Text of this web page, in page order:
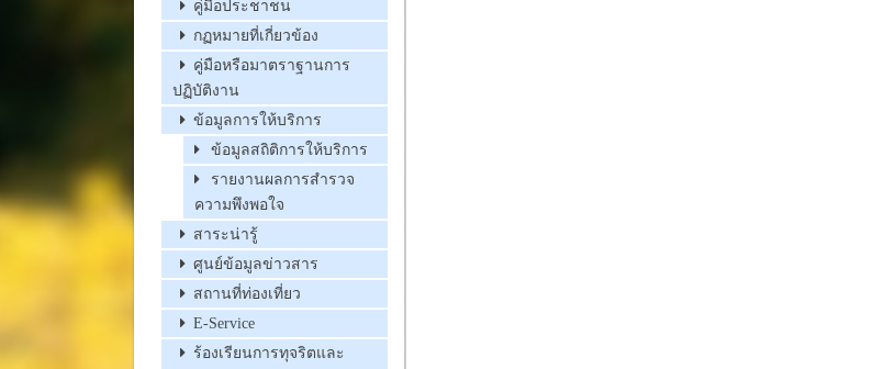
คู่มือประชาชน
กฏหมายที่เกี่ยวข้อง
คู่มือหรือมาตราฐานการ
ปฏิบัติงาน
ข้อมูลการให้บริการ
ข้อมูลสถิติการให้บริการ
รายงานผลการสำรวจ
ความพึงพอใจ
สาระน่ารู้
ศูนย์ข้อมูลข่าวสาร
สถานที่ท่องเที่ยว
E-Service
ร้องเรียนการทุจริตและ